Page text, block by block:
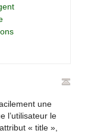
une
l’utilisateur le
« title »,